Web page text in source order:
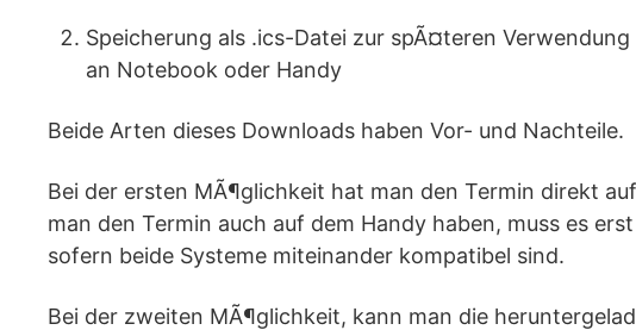
Speicherung als .ics-Datei zur spÃ¤teren
an Notebook oder Handy
Beide Arten dieses Downloads haben Vor- und Nachteile.
Bei der ersten MÃ¶glichkeit hat man den Termin direkt
man den Termin auch auf dem Handy haben, muss es
sofern beide Systeme miteinander kompatibel sind.
Bei der zweiten MÃ¶glichkeit, kann man die